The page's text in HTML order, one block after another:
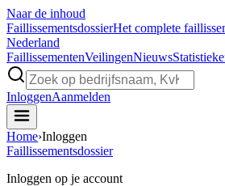
Naar de inhoud
FaillissementsdossierHet complete
Nederland
FaillissementenVeilingenNieuws
InloggenAanmelden
Home›Inloggen
Faillissementsdossier
Inloggen op je account